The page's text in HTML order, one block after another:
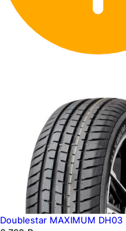
Doublestar MAXIMUM DH03